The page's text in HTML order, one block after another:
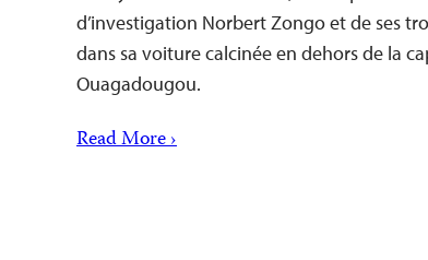
d’investigation Norbert Zongo et de ses
dans sa voiture calcinée en dehors de la
Ouagadougou.
Read More ›